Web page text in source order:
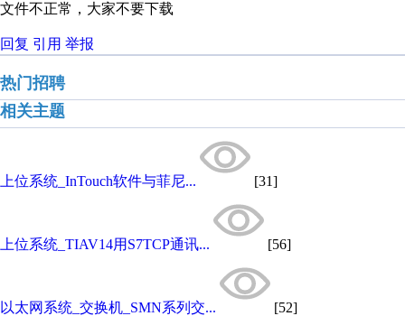
文件不正常，大家不要下载
回复 引用 举报
热门招聘
相关主题
上位系统_InTouch软件与菲尼... [31]
上位系统_TIAV14用S7TCP通讯... [56]
以太网系统_交换机_SMN系列交... [52]